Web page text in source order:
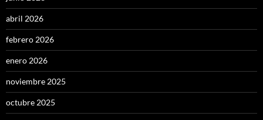
abril 2026
febrero 2026
enero 2026
noviembre 2025
octubre 2025